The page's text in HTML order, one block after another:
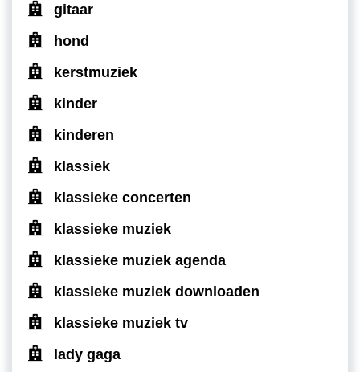
gitaar
hond
kerstmuziek
kinder
kinderen
klassiek
klassieke concerten
klassieke muziek
klassieke muziek agenda
klassieke muziek downloaden
klassieke muziek tv
lady gaga